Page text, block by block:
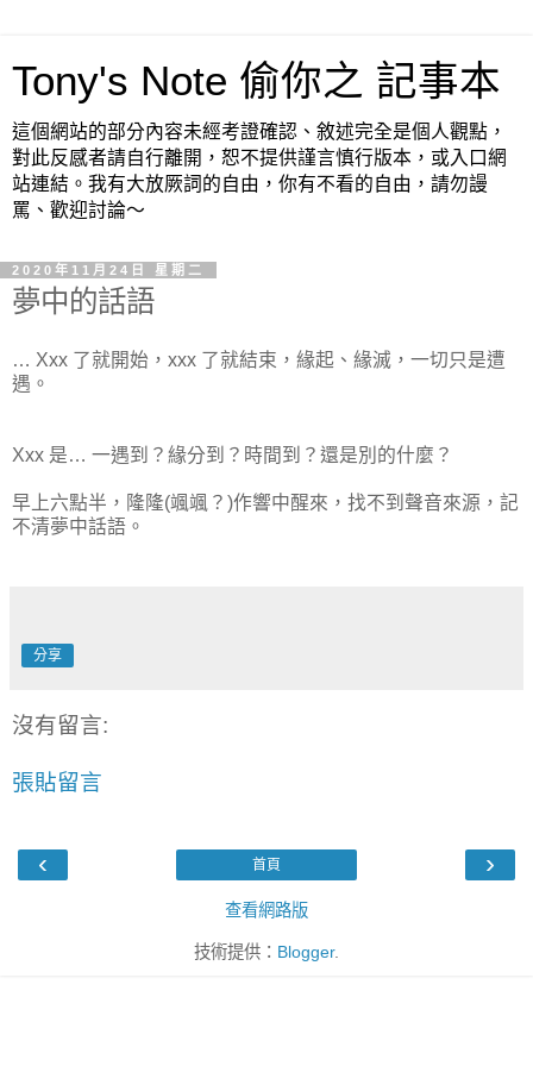
Tony's Note 偷你之 記事本
這個網站的部分內容未經考證確認、敘述完全是個人觀點，
對此反感者請自行離開，恕不提供謹言慎行版本，或入口網
站連結。我有大放厥詞的自由，你有不看的自由，請勿謾
罵、歡迎討論～
2020年11月24日 星期二
夢中的話語
… Xxx 了就開始，xxx 了就結束，緣起、緣滅，一切只是遭
遇。
Xxx 是… 一遇到？緣分到？時間到？還是別的什麼？
早上六點半，隆隆(颯颯？)作響中醒來，找不到聲音來源，記
不清夢中話語。
分享
沒有留言:
張貼留言
‹ ›
首頁
查看網路版
技術提供： Blogger.